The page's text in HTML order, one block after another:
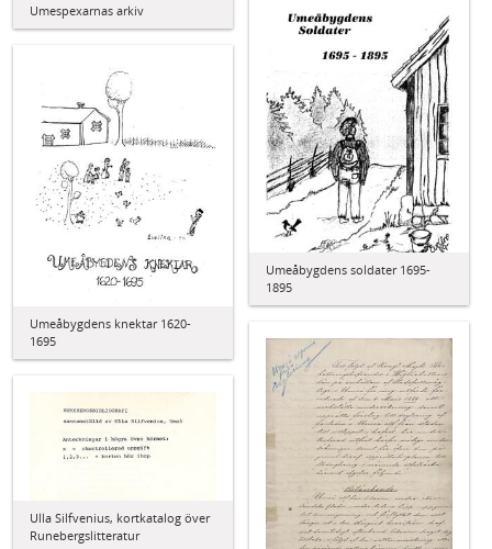
Umespexarnas arkiv
Umeåbygdens soldater 1695-
1895
Umeåbygdens knektar 1620-
1695
Ulla Silfvenius, kortkatalog över
Runebergslitteratur